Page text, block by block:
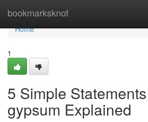
bookmarksknot
Home
Home
1
5 Simple
gypsum Explained